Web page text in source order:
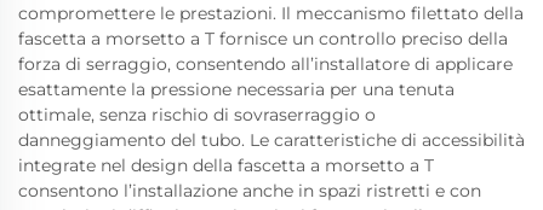
compromettere le prestazioni. Il meccanismo filettato della
fascetta a morsetto a T fornisce un controllo preciso della
forza di serraggio, consentendo all’installatore di applicare
esattamente la pressione necessaria per una tenuta
ottimale, senza rischio di sovraserraggio o
danneggiamento del tubo. Le caratteristiche di accessibilità
integrate nel design della fascetta a morsetto a T
consentono l’installazione anche in spazi ristretti e con